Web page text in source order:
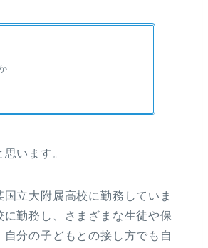
います。
立大附属高校に勤務していま
勤務し、さまざまな生徒や保
分の子どもとの接し方でも自